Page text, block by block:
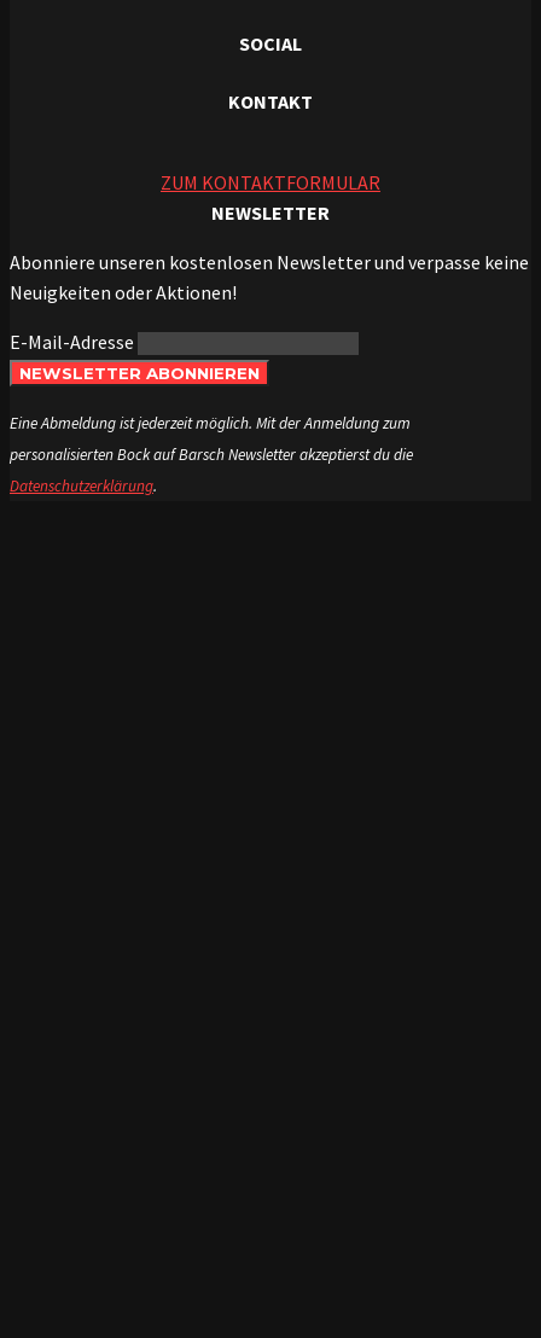
SOCIAL
KONTAKT
ZUM KONTAKTFORMULAR
NEWSLETTER
Abonniere unseren kostenlosen Newsletter und verpasse keine
Neuigkeiten oder Aktionen!
E-Mail-Adresse
NEWSLETTER ABONNIEREN
Eine Abmeldung ist jederzeit möglich. Mit der Anmeldung zum
personalisierten Bock auf Barsch Newsletter akzeptierst du die
Datenschutzerklärung.